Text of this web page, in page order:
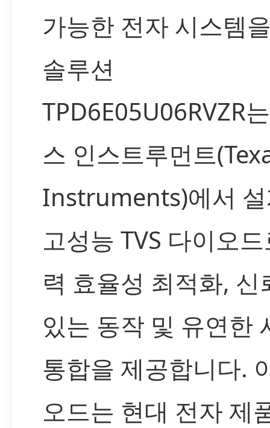
가능한 전자 시스템
솔루션
TPD6E05U06RVZR
스 인스트루먼트
Instruments)에서
고성능 TVS 다이오
력 효율성 최적화, 신
있는 동작 및 유연한
통합을 제공합니다.
오드는 현대 전자 제